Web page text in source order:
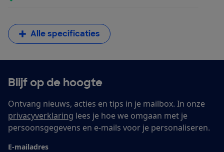
Alle specificaties
Blijf op de hoogte
Ontvang nieuws, acties en tips in je mailbox. In onze
privacyverklaring lees je hoe we omgaan met je
persoonsgegevens en e-mails voor je personaliseren.
E-mailadres